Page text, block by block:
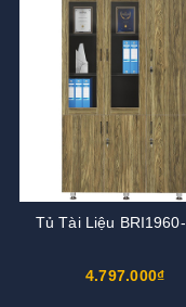
Tủ Tài Liệu
4.797.000₫